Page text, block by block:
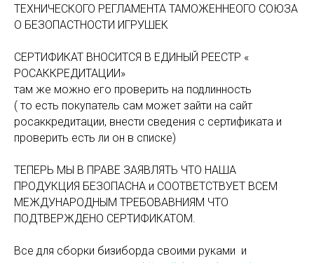
ТЕХНИЧЕСКОГО РЕГЛАМЕНТА ТАМОЖЕННЕОГО СОЮЗА
О БЕЗОПАСТНОСТИ ИГРУШЕК
СЕРТИФИКАТ ВНОСИТСЯ В ЕДИНЫЙ РЕЕСТР «
РОСАККРЕДИТАЦИИ»
там же можно его проверить на подлинность
( то есть покупатель сам может зайти на сайт
росаккредитации, внести сведения с сертификата и
проверить есть ли он в списке)
ТЕПЕРЬ МЫ В ПРАВЕ ЗАЯВЛЯТЬ ЧТО НАША
ПРОДУКЦИЯ БЕЗОПАСНА и СООТВЕТСТВУЕТ ВСЕМ
МЕЖДУНАРОДНЫМ ТРЕБОВАВНИЯМ ЧТО
ПОДТВЕРЖДЕНО СЕРТИФИКАТОМ.
Все для сборки бизиборда своими руками и